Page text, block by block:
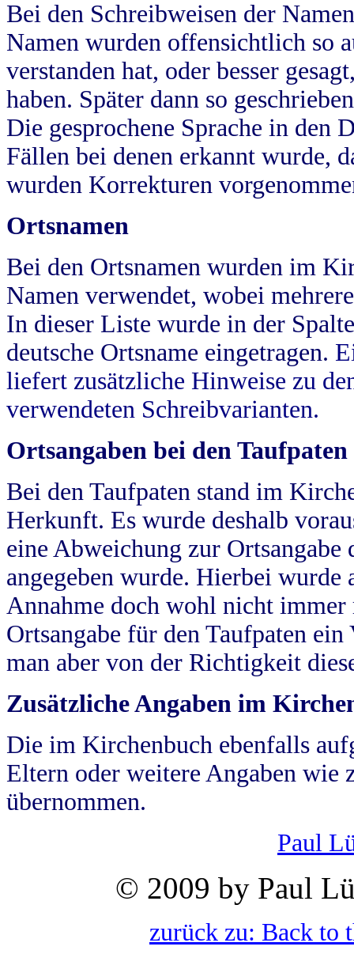
Bei den Schreibweisen der
Namen wurden offensichtlich so
verstanden hat, oder besser
haben. Später dann so
Die gesprochene Sprache in
Fällen bei denen erkannt wurde,
wurden Korrekturen
Ortsnamen
Bei den Ortsnamen wurden im
Namen verwendet, wobei
In dieser Liste wurde in der
deutsche Ortsname eingetragen.
liefert zusätzliche Hinweise zu
verwendeten Schreibvarianten.
Ortsangaben bei den Taufpaten
Bei den Taufpaten stand im
Herkunft. Es wurde deshalb
eine Abweichung zur
angegeben wurde. Hierbei wurde
Annahme doch wohl nicht
Ortsangabe für den Taufpaten
man aber von der Richtigkeit
Zusätzliche Angaben im
Die im Kirchenbuch ebenfalls
Eltern oder weitere Angaben wie
übernommen.
Paul
© 2009 by Paul
zurück zu: Back to